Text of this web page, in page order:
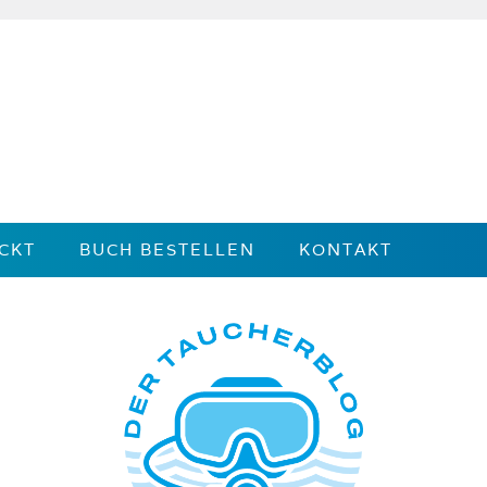
BUCH BESTELLEN KONTAKT